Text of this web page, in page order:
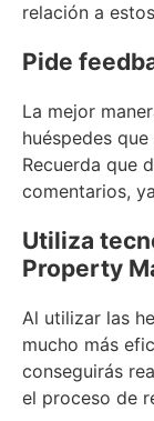
relación a
Pide
La mejor
huéspedes
Recuerda que
comentarios,
Utiliza
Property
Al utilizar las
mucho más
conseguirás
el proceso de